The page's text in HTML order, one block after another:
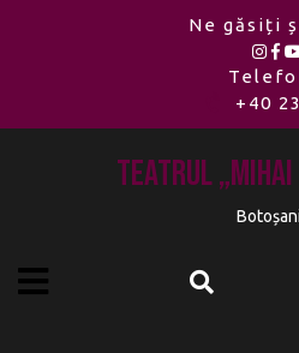
Ne găsiți
+40
Teatrul „Mihai
Botoșani